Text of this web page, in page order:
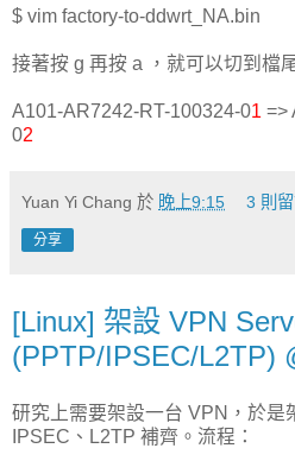
$ vim factory-to-ddwrt_NA.bin
接著按 g 再按 a ，就可以切到檔
A101-AR7242-RT-100324-01 =>
02
Yuan Yi Chang 於 晚上9:15 3 則
分享
[Linux] 架設 VPN
(PPTP/IPSEC/L2TP)
研究上需要架設一台 VPN，於是
IPSEC、L2TP 補齊。流程：